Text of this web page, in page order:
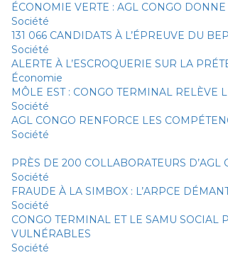
ÉCONOMIE VERTE : AGL CONGO
Société
131 066 CANDIDATS À L’ÉPREUVE DU
Société
ALERTE À L’ESCROQUERIE SUR LA
Économie
MÔLE EST : CONGO TERMINAL RELÈVE
Société
AGL CONGO RENFORCE LES
Société
PRÈS DE 200 COLLABORATEURS
Société
FRAUDE À LA SIMBOX : L’ARPCE
Société
CONGO TERMINAL ET LE SAMU SOCIAL
VULNÉRABLES
Société